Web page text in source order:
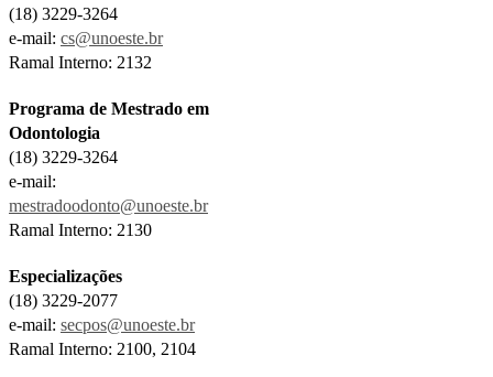
(18) 3229-3264
e-mail: cs@unoeste.br
Ramal Interno: 2132
Programa de Mestrado em
Odontologia
(18) 3229-3264
e-mail:
mestradoodonto@unoeste.br
Ramal Interno: 2130
Especializações
(18) 3229-2077
e-mail: secpos@unoeste.br
Ramal Interno: 2100, 2104